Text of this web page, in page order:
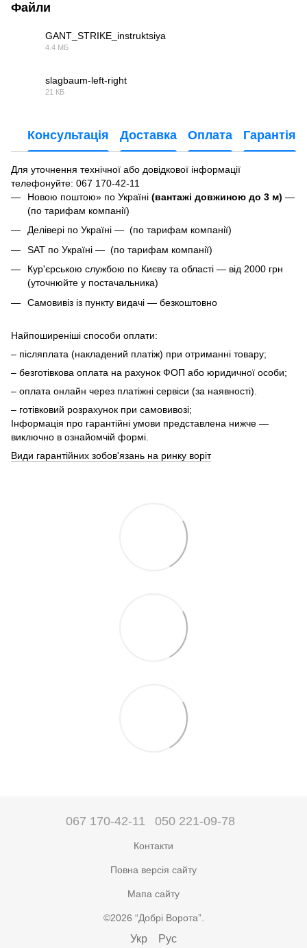
Файли
GANT_STRIKE_instruktsiya
4.4 МБ
slagbaum-left-right
21 КБ
Консультація Доставка Оплата Гарантія
Для уточнення технічної або довідкової інформації
телефонуйте: 067 170-42-11
Новою поштою» по Україні (вантажі довжиною до 3 м) —
(по тарифам компанії)
Делівері по Україні — (по тарифам компанії)
SAT по Україні — (по тарифам компанії)
Кур'єрською службою по Києву та області — від 2000 грн
(уточнюйте у постачальника)
Самовивіз із пункту видачі — безкоштовно
Найпоширеніші способи оплати:
– післяплата (накладений платіж) при отриманні товару;
– безготівкова оплата на рахунок ФОП або юридичної особи;
– оплата онлайн через платіжні сервіси (за наявності).
– готівковий розрахунок при самовивозі;
Інформація про гарантійні умови представлена нижче —
виключно в ознайомчій формі.
Види гарантійних зобов'язань на ринку воріт
067 170-42-11 050 221-09-78
Контакти
Повна версія сайту
Мапа сайту
©2026 “Добрі Ворота”.
Укр Рус